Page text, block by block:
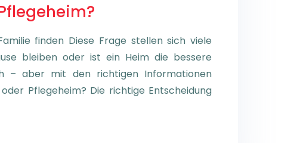
finden Diese Frage stellen sich viele
bleiben oder ist ein Heim die bessere
– aber mit den richtigen Informationen
Pflegeheim? Die richtige Entscheidung